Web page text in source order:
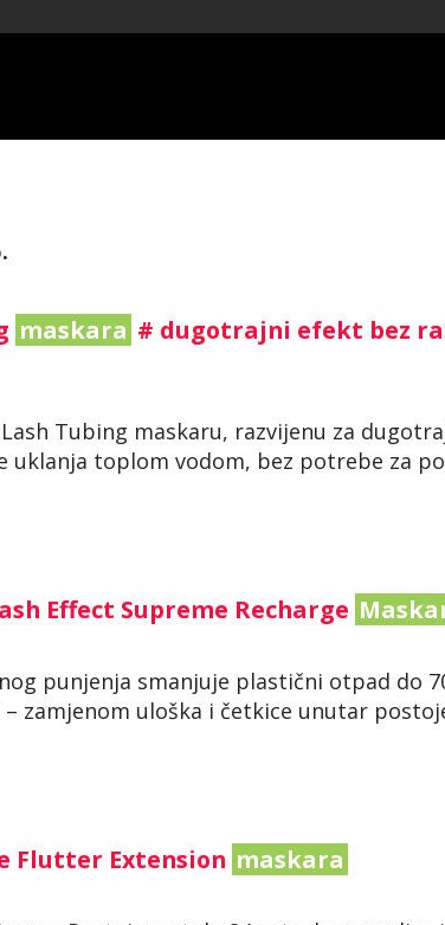
maskara # dugotrajni efekt bez
Tubing maskaru, razvijenu za
uklanja toplom vodom, bez potrebe za
Effect Supreme Recharge
punjenja smanjuje plastični otpad do
zamjenom uloška i četkice unutar
Flutter Extension maskara